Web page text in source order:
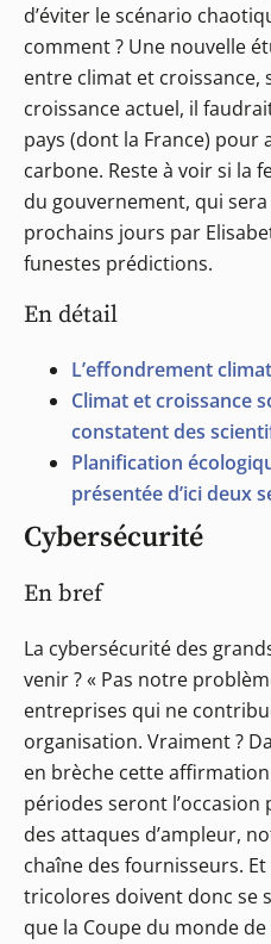
d’éviter le scénario
comment ? Une nouvelle
entre climat et croissance,
croissance actuel, il
pays (dont la France)
carbone. Reste à voir si la
du gouvernement, qui
prochains jours par
funestes prédictions.
En détail
L’effondrement
Climat et croissance
constatent des
Planification
présentée d’ici deux
Cybersécurité
En bref
La cybersécurité des
venir ? « Pas notre
entreprises qui ne
organisation. Vraiment ?
en brèche cette
périodes seront
des attaques d’ampleur,
chaîne des fournisseurs.
tricolores doivent donc se
que la Coupe du monde